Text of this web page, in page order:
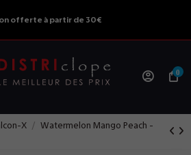
offerte à partir de 30€
0
X
Watermelon Mango Peach -